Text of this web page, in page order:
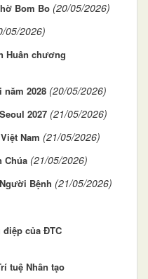
Bom Bo (20/05/2026)
05/2026)
Huân chương
2028 (20/05/2026)
2027 (21/05/2026)
Nam (21/05/2026)
Chúa (21/05/2026)
Bệnh (21/05/2026)
của ĐTC
tuệ Nhân tạo